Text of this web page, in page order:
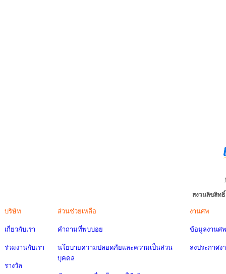
สงวนลิขสิท
บริษัท
เกี่ยวกับเรา
ร่วมงานกับเรา
รางวัล
ส่วนช่วยเหลือ
คำถามที่พบบ่อย
นโยบายความปลอดภัยและความเป็นส่วน
บุคคล
งานศพ
ข้อมูลงานศพ
ลงประกาศง